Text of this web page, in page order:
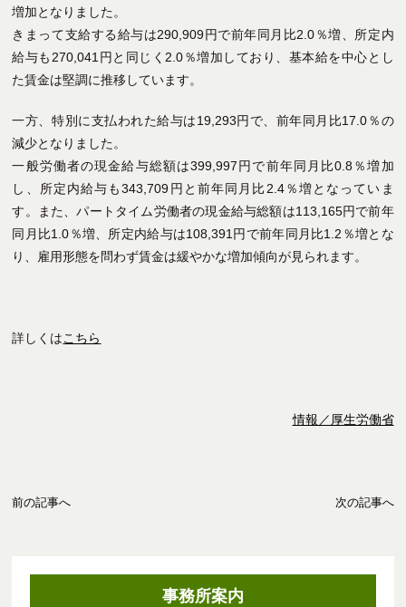
増加となりました。
きまって支給する給与は290,909円で前年同月比2.0％増、所定内
給与も270,041円と同じく2.0％増加しており、基本給を中心とし
た賃金は堅調に推移しています。
一方、特別に支払われた給与は19,293円で、前年同月比17.0％の
減少となりました。
一般労働者の現金給与総額は399,997円で前年同月比0.8％増加
し、所定内給与も343,709円と前年同月比2.4％増となっていま
す。また、パートタイム労働者の現金給与総額は113,165円で前年
同月比1.0％増、所定内給与は108,391円で前年同月比1.2％増とな
り、雇用形態を問わず賃金は緩やかな増加傾向が見られます。
詳しくはこちら
情報／厚生労働省
前の記事へ 次の記事へ
事務所案内